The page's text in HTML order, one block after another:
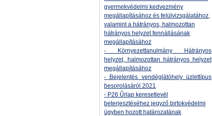
gyermekvédelmi kedvezmény
megállapításához és felülvizsgálatához,
valamint a hátrányos, halmozottan
hátrányos helyzet fennállásának
megállapításához
- Környezettanulmány Hátrányos
helyzet, halmozottan hátrányos helyzet
megállapításához
- Bejelentés vendéglátóhely üzlettípus
besorolásáról 2021
- P26 Űrlap keresetlevél
beterjesztéséhez jegyző birtokvédelmi
ügyben hozott határozatának